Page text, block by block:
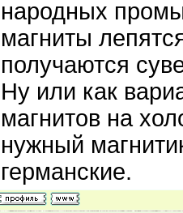
народных
магниты
получаются
Ну или как
магнитов на
нужный
германские.